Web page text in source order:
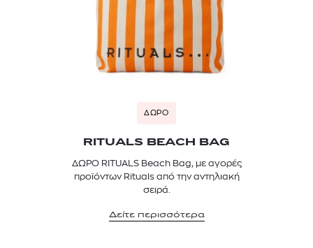
ΔΩΡΟ
RITUALS BEACH BAG
ΔΩΡΟ RITUALS Beach Bag, με αγορές
προϊόντων Rituals από την αντηλιακή
σειρά.
Δείτε περισσότερα